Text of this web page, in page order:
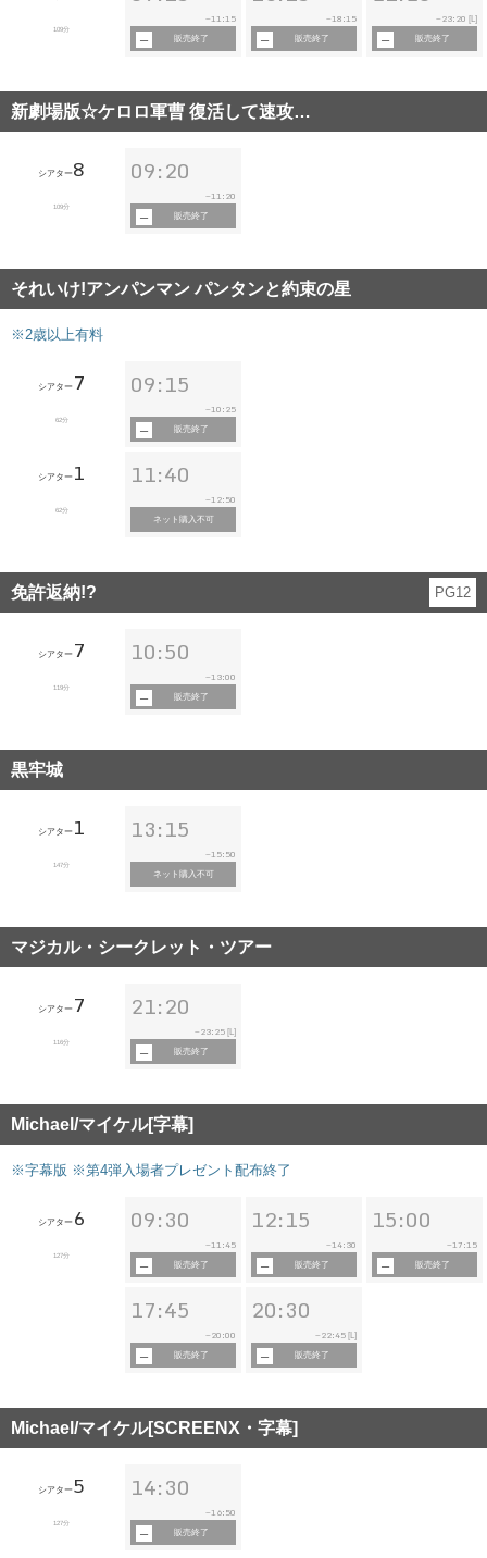
109分
~11:15
販売終了
~18:15
販売終了
~ 23:20 [L]
販売終了
新劇場版☆ケロロ軍曹 復活して速攻…
シアター8
109分
09:20
~11:20
販売終了
それいけ!アンパンマン パンタンと約束の星
※2歳以上有料
シアター 7
62分
09:15
~10:25
販売終了
シアター 1
62分
11:40
~12:50
ネット購入不可
免許返納!? PG12
シアター 7
119分
10:50
~13:00
販売終了
黒牢城
シアター 1
147分
13:15
~15:50
ネット購入不可
マジカル・シークレット・ツアー
シアター 7
116分
21:20
~ 23:25 [L]
販売終了
Michael/マイケル[字幕]
※字幕版 ※第4弾入場者プレゼント配布終了
シアター 6
127分
09:30
~11:45
販売終了
12:15
~14:30
販売終了
15:00
~17:15
販売終了
17:45
~ 20:00
販売終了
20:30
~ 22:45 [L]
販売終了
Michael/マイケル[SCREENX・字幕]
シアター5
127分
14:30
~16:50
販売終了